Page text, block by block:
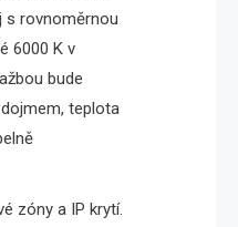
s rovnoměrnou
6000 K v
bude
teplota
zóny a IP krytí.